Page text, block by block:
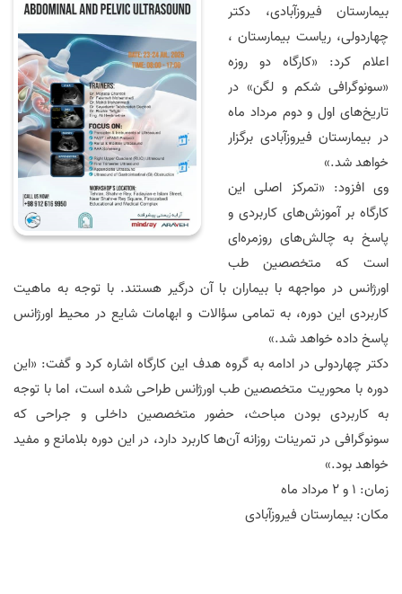
بیمارستان فیروزآبادی، دکتر
چهاردولی، ریاست بیمارستان ،
اعلام کرد: «کارگاه دو روزه
«سونوگرافی شکم و لگن» در
تاریخ‌های اول و دوم مرداد ماه
در بیمارستان فیروزآبادی برگزار
خواهد شد.»
وی افزود: «تمرکز اصلی این
کارگاه بر آموزش‌های کاربردی و
پاسخ به چالش‌های روزمره‌ای
است که متخصصین طب
اورژانس در مواجهه با بیماران با آن درگیر هستند. با توجه به ماهیت
کاربردی این دوره، به تمامی سؤالات و ابهامات شایع در محیط اورژانس
پاسخ داده خواهد شد.»
دکتر چهاردولی در ادامه به گروه هدف این کارگاه اشاره کرد و گفت: «این
دوره با محوریت متخصصین طب اورژانس طراحی شده است، اما با توجه
به کاربردی بودن مباحث، حضور متخصصین داخلی و جراحی که
سونوگرافی در تمرینات روزانه آن‌ها کاربرد دارد، در این دوره بلامانع و مفید
خواهد بود.»
زمان: ۱ و ۲ مرداد ماه
مکان: بیمارستان فیروزآبادی